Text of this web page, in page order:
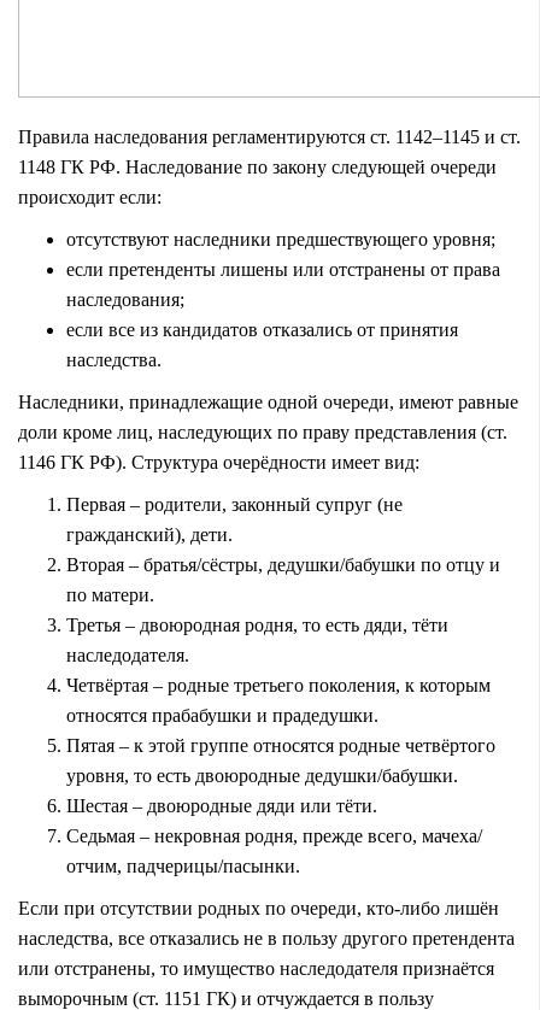
Правила наследования регламентируются ст. 1142–1145 и ст.
1148 ГК РФ. Наследование по закону следующей очереди
происходит если:
отсутствуют наследники предшествующего уровня;
если претенденты лишены или отстранены от права
наследования;
если все из кандидатов отказались от принятия
наследства.
Наследники, принадлежащие одной очереди, имеют равные
доли кроме лиц, наследующих по праву представления (ст.
1146 ГК РФ). Структура очерёдности имеет вид:
Первая – родители, законный супруг (не
гражданский), дети.
Вторая – братья/сёстры, дедушки/бабушки по отцу и
по матери.
Третья – двоюродная родня, то есть дяди, тёти
наследодателя.
Четвёртая – родные третьего поколения, к которым
относятся прабабушки и прадедушки.
Пятая – к этой группе относятся родные четвёртого
уровня, то есть двоюродные дедушки/бабушки.
Шестая – двоюродные дяди или тёти.
Седьмая – некровная родня, прежде всего, мачеха/
отчим, падчерицы/пасынки.
Если при отсутствии родных по очереди, кто-либо лишён
наследства, все отказались не в пользу другого претендента
или отстранены, то имущество наследодателя признаётся
выморочным (ст. 1151 ГК) и отчуждается в пользу